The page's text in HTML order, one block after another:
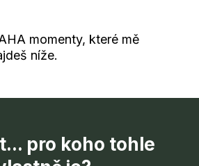
momenty, které mě
níže.
pro koho tohle